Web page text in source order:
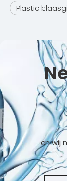
Plastic
en wij